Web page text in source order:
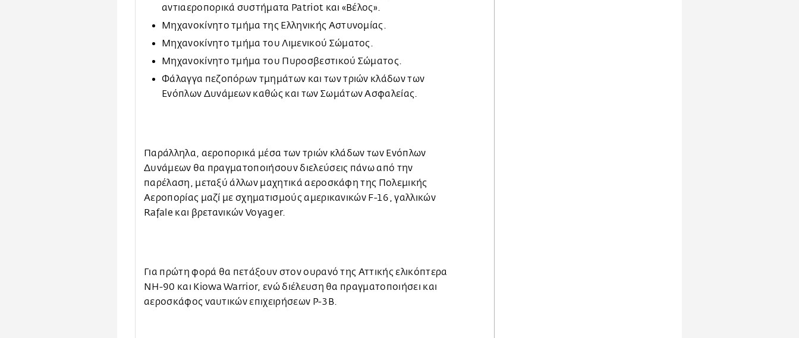
αντιαεροπορικά συστήματα Patriot και «Βέλος».
Μηχανοκίνητο τμήμα της Ελληνικής Αστυνομίας.
Μηχανοκίνητο τμήμα του Λιμενικού Σώματος.
Μηχανοκίνητο τμήμα του Πυροσβεστικού Σώματος.
Φάλαγγα πεζοπόρων τμημάτων και των τριών κλάδων των
Ενόπλων Δυνάμεων καθώς και των Σωμάτων Ασφαλείας.
Παράλληλα, αεροπορικά μέσα των τριών κλάδων των Ενόπλων
Δυνάμεων θα πραγματοποιήσουν διελεύσεις πάνω από την
παρέλαση, μεταξύ άλλων μαχητικά αεροσκάφητης Πολεμικής
Αεροπορίας μαζί με σχηματισμούς αμερικανικών F-16, γαλλικών
Rafale και βρετανικών Voyager.
Για πρώτη φορά θα πετάξουν στον ουρανό της Αττικήςελικόπτερα
NH-90 και Kiowa Warrior, ενώ διέλευση θα πραγματοποιήσει και
αεροσκάφος ναυτικών επιχειρήσεων P-3B.